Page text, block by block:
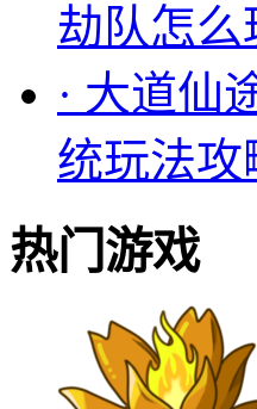
劫队怎么
· 大道仙
统玩法攻
热门游戏